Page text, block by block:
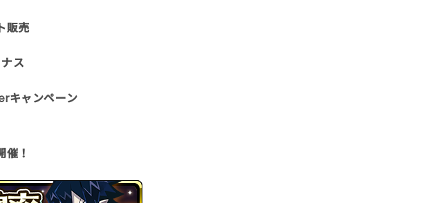
販売
ス
キャンペーン
！